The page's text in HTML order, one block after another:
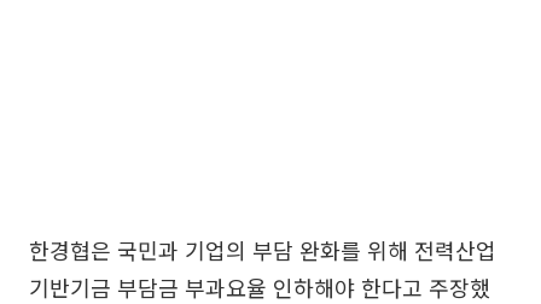
한경협은 국민과 기업의 부담 완화를 위해 전력산업
기반기금 부담금 부과요율 인하해야 한다고 주장했